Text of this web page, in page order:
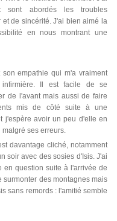
sont abordés les troubles
de sincérité. J'ai bien aimé la
en nous montrant une
empathie qui m'a vraiment
infirmière. Il est facile de se
de l'avant mais aussi de faire
mis de côté suite à une
j'espère avoir un peu d'elle en
ses erreurs.
davantage cliché, notamment
soir avec des sosies d'Isis. J'ai
en question suite à l'arrivée de
des montagnes mais
sans remords : l'amitié semble